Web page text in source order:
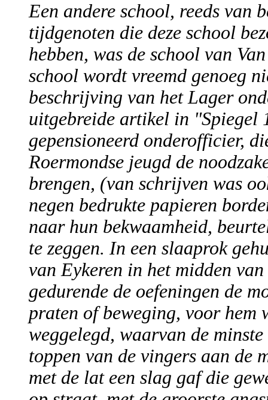
Een andere school, reeds van
tijdgenoten die deze school
hebben, was de school van
school wordt vreemd genoeg
beschrijving van het Lager
uitgebreide artikel in "Spiegel
gepensioneerd onderofficier,
Roermondse jeugd de
brengen, (van schrijven was
negen bedrukte papieren
naar hun bekwaamheid,
te zeggen. In een slaaprok
van Eykeren in het midden
gedurende de oefeningen de
praten of beweging, voor hem
weggelegd, waarvan de
toppen van de vingers aan de
met de lat een slag gaf die